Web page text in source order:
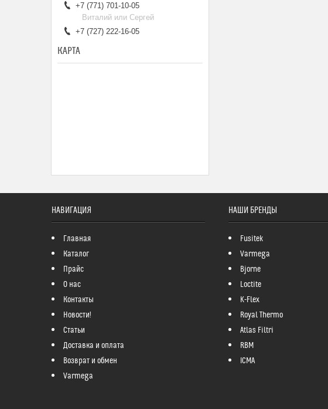
+7 (771) 701-10-05
Виталий или Сергей
+7 (727) 222-16-05
КАРТА
НАВИГАЦИЯ
Главная
Каталог
Прайс
О нас
Контакты
Новости!
Статьи
Доставка и оплата
Возврат и обмен
Varmega
НАШИ БРЕНДЫ
Fusitek
Varmega
Bjorne
Loctite
K-Flex
Royal Thermo
Atlas Filtri
RBM
ICMA